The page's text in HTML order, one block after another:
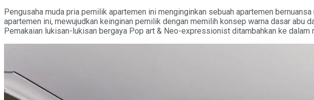
Pengusaha muda pria pemilik apartemen ini menginginkan sebuah apartemen
apartemen ini, mewujudkan keinginan pemilik dengan memilih konsep warna dasar abu
Pemakaian lukisan-lukisan bergaya Pop art & Neo-expressionist ditambahkan ke dalam